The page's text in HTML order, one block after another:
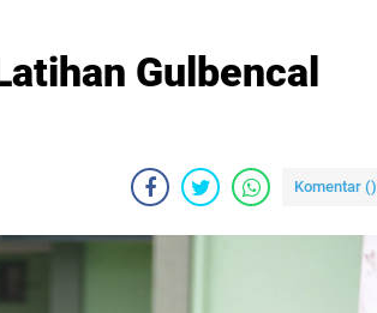
Gulbencal
Komentar ()